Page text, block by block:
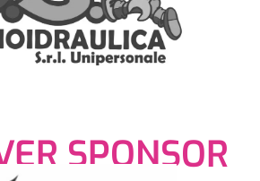
SPONSOR